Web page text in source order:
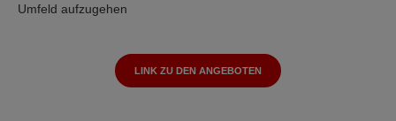
Umfeld aufzugehen
LINK ZU DEN ANGEBOTEN